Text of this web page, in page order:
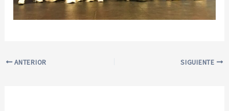
ANTERIOR SIGUIENTE